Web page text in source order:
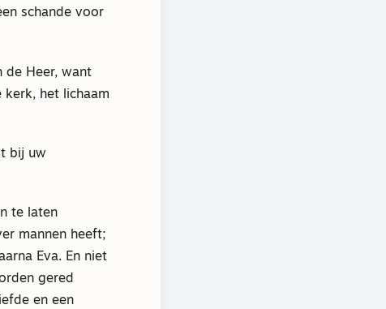
schande voor
de Heer, want
het lichaam
bij uw
te laten
mannen heeft;
Eva. En niet
gered
en een